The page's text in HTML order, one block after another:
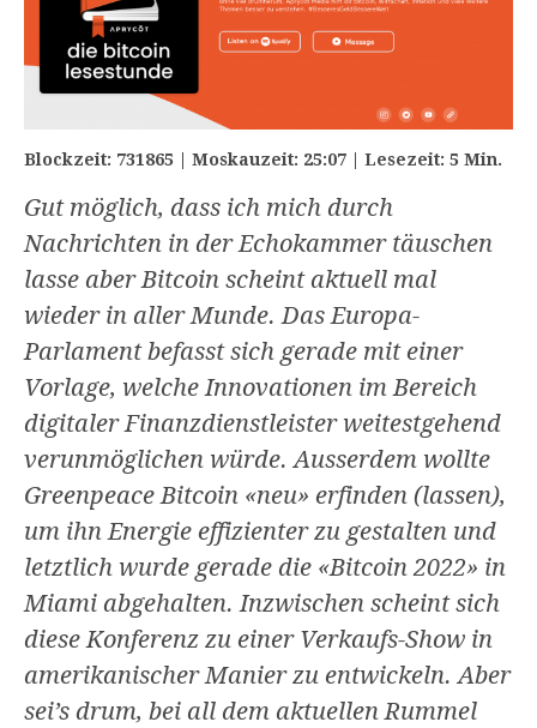
Blockzeit: 731865 | Moskauzeit: 25:07 | Lesezeit: 5 Min.
Gut möglich, dass ich mich durch
Nachrichten in der Echokammer täuschen
lasse aber Bitcoin scheint aktuell mal
wieder in aller Munde. Das Europa-
Parlament befasst sich gerade mit einer
Vorlage, welche Innovationen im Bereich
digitaler Finanzdienstleister weitestgehend
verunmöglichen würde. Ausserdem wollte
Greenpeace Bitcoin «neu» erfinden (lassen),
um ihn Energie effizienter zu gestalten und
letztlich wurde gerade die «Bitcoin 2022» in
Miami abgehalten. Inzwischen scheint sich
diese Konferenz zu einer Verkaufs-Show in
amerikanischer Manier zu entwickeln. Aber
sei’s drum, bei all dem aktuellen Rummel